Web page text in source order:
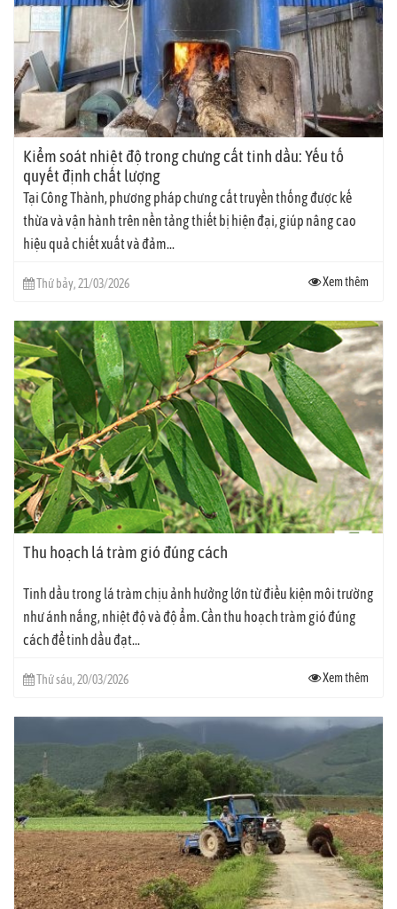
Kiểm soát nhiệt độ trong chưng cất tinh dầu: Yếu tố
quyết định chất lượng
Tại Công Thành, phương pháp chưng cất truyền thống được kế
thừa và vận hành trên nền tảng thiết bị hiện đại, giúp nâng cao
hiệu quả chiết xuất và đảm...
Thứ bảy, 21/03/2026 Xem thêm
Thu hoạch lá tràm gió đúng cách
Tinh dầu trong lá tràm chịu ảnh hưởng lớn từ điều kiện môi trường
như ánh nắng, nhiệt độ và độ ẩm. Cần thu hoạch tràm gió đúng
cách để tinh dầu đạt...
Thứ sáu, 20/03/2026 Xem thêm